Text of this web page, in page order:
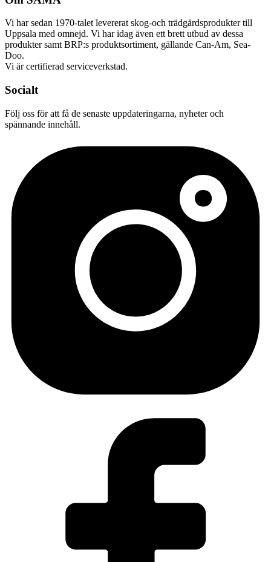
Vi har sedan 1970-talet levererat skog-och trädgårdsprodukter till
Uppsala med omnejd. Vi har idag även ett brett utbud av dessa
produkter samt BRP:s produktsortiment, gällande Can-Am, Sea-
Doo.
Vi är certifierad serviceverkstad.
Socialt
Följ oss för att få de senaste uppdateringarna, nyheter och
spännande innehåll.